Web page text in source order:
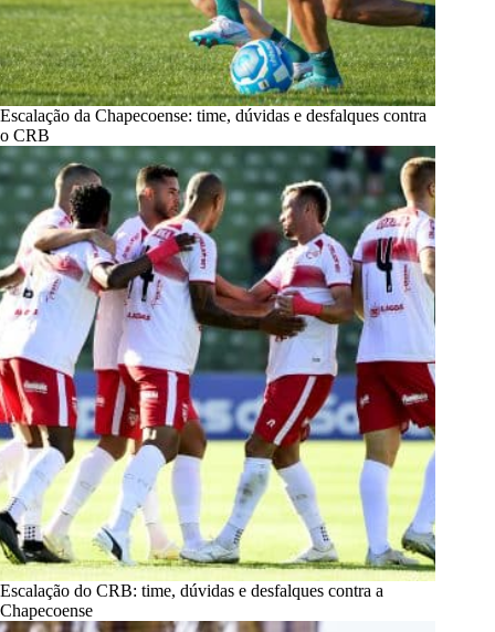
Escalação da Chapecoense: time, dúvidas e desfalques contra
o CRB
Escalação do CRB: time, dúvidas e desfalques contra a
Chapecoense